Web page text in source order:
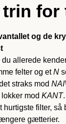
for
og de
du allerede
felter og etN
straks mod
lokker mod KANT
hurtigste filter, så
gætterier.